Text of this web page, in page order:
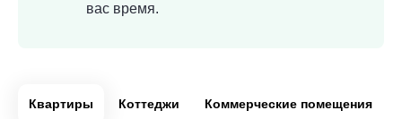
вас время.
Квартиры Коттеджи Коммерческие помещения